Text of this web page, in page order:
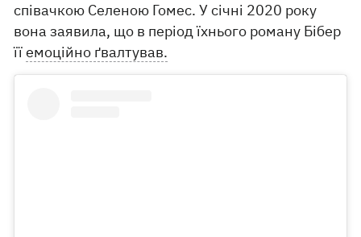
співачкою Селеною Гомес. У січні 2020 року
вона заявила, що в період їхнього роману Бібер
їїемоційно ґвалтував.